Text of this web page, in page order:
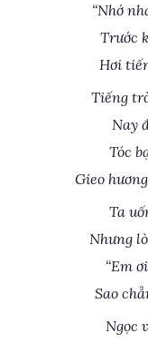
“Nhớ
Trước
Hơi
Tiếng
Nay
Tóc
Gieo
Ta
Nhưng
“Em
Sao
Ngọc